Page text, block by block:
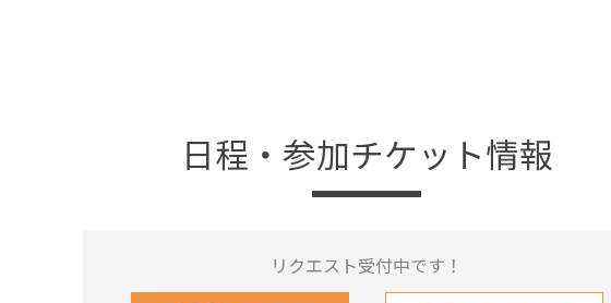
日程・参加チケット情報
リクエスト受付中です！